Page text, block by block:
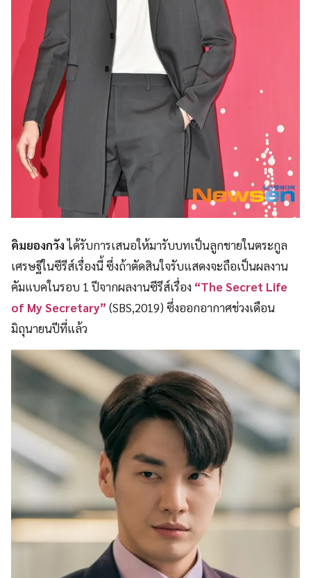
คิมยองกวังได้รับการเสนอให้มารับบทเป็นลูกชายในตระกูล
เศรษฐีในซีรีส์เรื่องนี้ ซึ่งถ้าตัดสินใจรับแสดงจะถือเป็นผลงาน
คัมแบคในรอบ 1 ปีจากผลงานซีรีส์เรื่อง “The Secret Life
of My Secretary” (SBS,2019) ซึ่งออกอากาศช่วงเดือน
มิถุนายนปีที่แล้ว